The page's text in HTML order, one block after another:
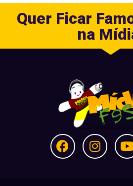
Quer Ficar
na